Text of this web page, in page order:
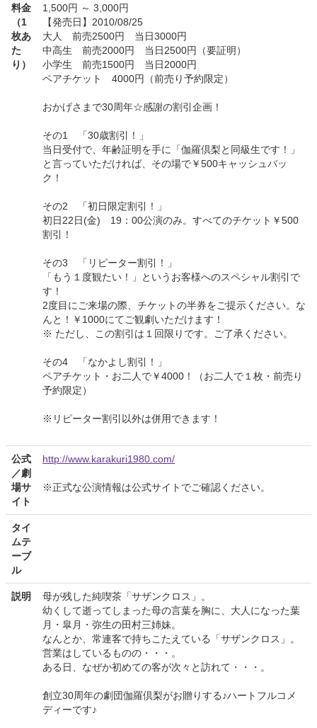
料金
（1
枚あ
た
り）
1,500円 ～ 3,000円
【発売日】2010/08/25
大人 前売2500円 当日3000円
中高生 前売2000円 当日2500円（要証明）
小学生 前売1500円 当日2000円
ペアチケット 4000円（前売り予約限定）
おかげさまで30周年☆感謝の割引企画！
その1 「30歳割引！」
当日受付で、年齢証明を手に「伽羅倶梨と同級生です！」
と言っていただければ、その場で￥500キャッシュバッ
ク！
その2 「初日限定割引！」
初日22日(金) 19：00公演のみ。すべてのチケット￥500
割引！
その3 「リピーター割引！」
「もう１度観たい！」というお客様へのスペシャル割引で
す！
2度目にご来場の際、チケットの半券をご提示ください。な
んと！￥1000にてご観劇いただけます！
※ ただし、この割引は１回限りです。ご了承ください。
その4 「なかよし割引！」
ペアチケット・お二人で￥4000！（お二人で１枚・前売り
予約限定）
※リピーター割引以外は併用できます！
公式
／劇
場サ
イト
http://www.karakuri1980.com/
※正式な公演情報は公式サイトでご確認ください。
タイ
ムテ
ーブ
ル
説明
母が残した純喫茶「サザンクロス」。
幼くして逝ってしまった母の言葉を胸に、大人になった葉
月・皐月・弥生の田村三姉妹。
なんとか、常連客で持ちこたえている「サザンクロス」。
営業はしているものの・・・。
ある日、なぜか初めての客が次々と訪れて・・・。
創立30周年の劇団伽羅倶梨がお贈りする♪ハートフルコメ
ディーです♪